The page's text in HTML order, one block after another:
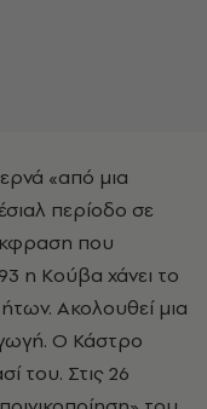
«από μια
περίοδο σε
που
η Κούβα χάνει το
Ακολουθεί μια
Ο Κάστρο
του. Στις 26